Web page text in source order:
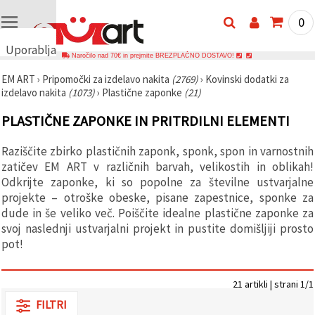
Uporabljamo
🍪
Uporabljamo
podobne
tehnologije,
zagotovimo
pravilno
delovanje
spletnega
mesta,
izboljšamo
vašo
uporabniško
izkušnjo ter
prikazujemo
ustreznejše
0
Naročilo nad 70€ in prejmite BREZPLAČNO DOSTAVO!
EM ART › Pripomočki za izdelavo nakita (2769)› Kovinski dodatki za
izdelavo nakita (1073)› Plastične zaponke (21)
PLASTIČNE ZAPONKE IN PRITRDILNI ELEMENTI
Raziščite zbirko plastičnih zaponk, sponk, spon in varnostnih
zatičev EM ART v različnih barvah, velikostih in oblikah!
Odkrijte zaponke, ki so popolne za številne ustvarjalne
projekte – otroške obeske, pisane zapestnice, sponke za
dude in še veliko več. Poiščite idealne plastične zaponke za
svoj naslednji ustvarjalni projekt in pustite domišljiji prosto
pot!
21 artikli | strani 1/1
FILTRI